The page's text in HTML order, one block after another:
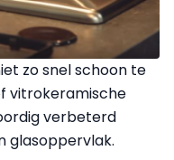
zo snel schoon te
vitrokeramische
verbeterd
glasoppervlak.